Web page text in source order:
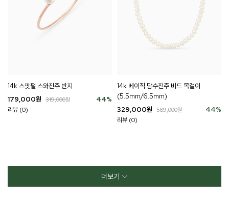
14k 스팟펄 스와진주 반지
44%
179,000원 319,000원
리뷰 (0)
14k 베이직 담수진주 비드 목걸이
(5.5mm/6.5mm)
44%
329,000원 589,000원
리뷰 (0)
더보기